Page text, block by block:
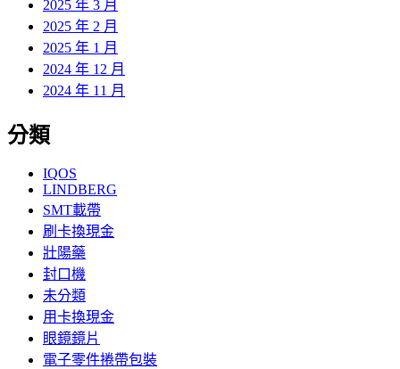
2025 年 3 月
2025 年 2 月
2025 年 1 月
2024 年 12 月
2024 年 11 月
分類
IQOS
LINDBERG
SMT載帶
刷卡換現金
壯陽藥
封口機
未分類
用卡換現金
眼鏡鏡片
電子零件捲帶包裝